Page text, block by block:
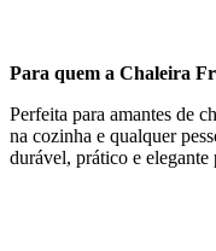
Para quem a Chaleira
Perfeita para amantes de
na cozinha e qualquer
durável, prático e elegante